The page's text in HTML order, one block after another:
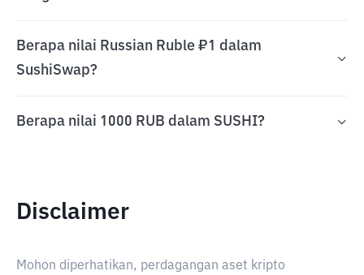
Berapa nilai Russian Ruble ₽1 dalam
SushiSwap?
Berapa nilai 1000 RUB dalam SUSHI?
Disclaimer
Mohon diperhatikan, perdagangan aset kripto